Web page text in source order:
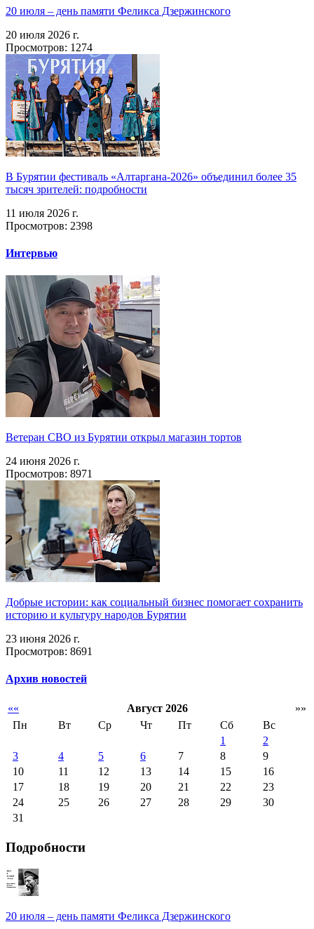
20 июля – день памяти Феликса Дзержинского
20 июля 2026 г.
Просмотров: 1274
В Бурятии фестиваль «Алтаргана-2026» объединил более 35
тысяч зрителей: подробности
11 июля 2026 г.
Просмотров: 2398
Интервью
Ветеран СВО из Бурятии открыл магазин тортов
24 июня 2026 г.
Просмотров: 8971
Добрые истории: как социальный бизнес помогает сохранить
историю и культуру народов Бурятии
23 июня 2026 г.
Просмотров: 8691
Архив новостей
«« Август 2026
»»
Пн
Вт Ср Чт Пт Сб
Вс
1
2
3
4 5 6 7 8
9
10
11 12 13 14 15
16
17
18 19 20 21 22
23
24
25 26 27 28 29
30
31
Подробности
20 июля – день памяти Феликса Дзержинского